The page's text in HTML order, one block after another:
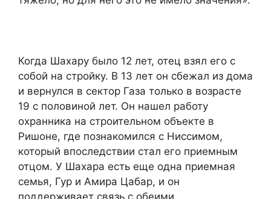
Когда Шахару было 12 лет, отец взял его с
собой на стройку. В 13 лет он сбежал из дома
и вернулся в сектор Газа только в возрасте
19 с половиной лет. Он нашел работу
охранника на строительном объекте в
Ришоне, где познакомился с Ниссимом,
который впоследствии стал его приемным
отцом. У Шахара есть еще одна приемная
семья, Гур и Амира Цабар, и он
поддерживает связь с обеими.